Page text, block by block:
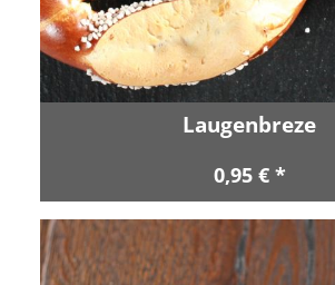
Laugenbreze
0,95 € *